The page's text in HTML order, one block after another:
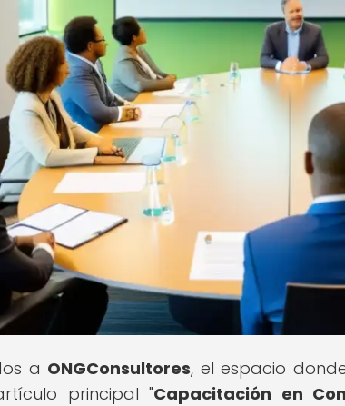
a ONGConsultores, el espacio
principal "Capacitación en